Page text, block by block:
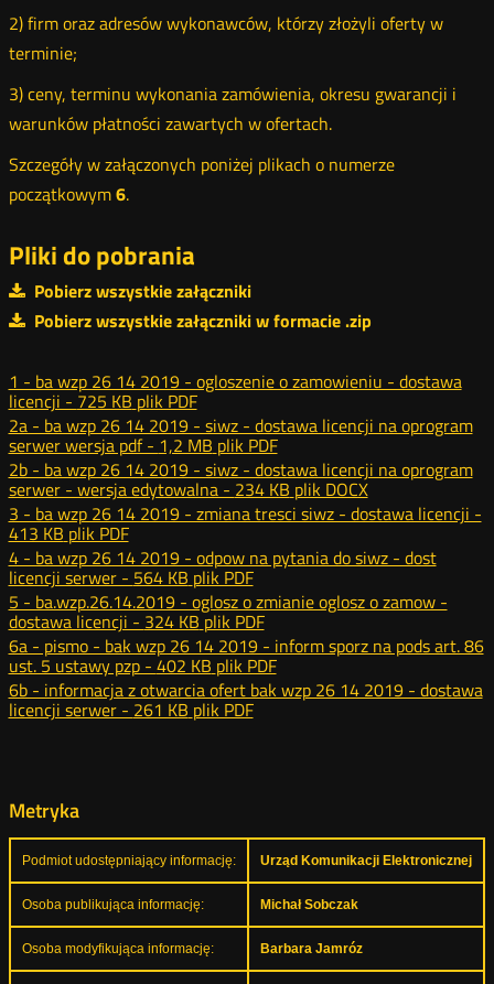
2) firm oraz adresów wykonawców, którzy złożyli oferty w
terminie;
3) ceny, terminu wykonania zamówienia, okresu gwarancji i
warunków płatności zawartych w ofertach.
Szczegóły w załączonych poniżej plikach o numerze
początkowym6.
Pliki do pobrania
Pobierz wszystkie załączniki
Pobierz wszystkie załączniki w formacie .zip
1 - ba wzp 26 14 2019 - ogloszenie o zamowieniu - dostawa
licencji - 725 KB plik PDF
2a - ba wzp 26 14 2019 - siwz - dostawa licencji na oprogram
serwer wersja pdf - 1,2 MB plik PDF
2b - ba wzp 26 14 2019 - siwz - dostawa licencji na oprogram
serwer - wersja edytowalna - 234 KB plik DOCX
3 - ba wzp 26 14 2019 - zmiana tresci siwz - dostawa licencji -
413 KB plik PDF
4 - ba wzp 26 14 2019 - odpow na pytania do siwz - dost
licencji serwer - 564 KB plik PDF
5 - ba.wzp.26.14.2019 - oglosz o zmianie oglosz o zamow -
dostawa licencji - 324 KBplik PDF
6a - pismo - bak wzp 26 14 2019 - inform sporz na pods art. 86
ust. 5 ustawy pzp - 402 KB plik PDF
6b - informacja z otwarcia ofert bak wzp 26 14 2019 - dostawa
licencji serwer - 261 KB plik PDF
Metryka
Podmiot udostępniający informację: Urząd Komunikacji Elektronicznej
Osoba publikująca informację: Michał Sobczak
Osoba modyfikująca informację: Barbara Jamróz